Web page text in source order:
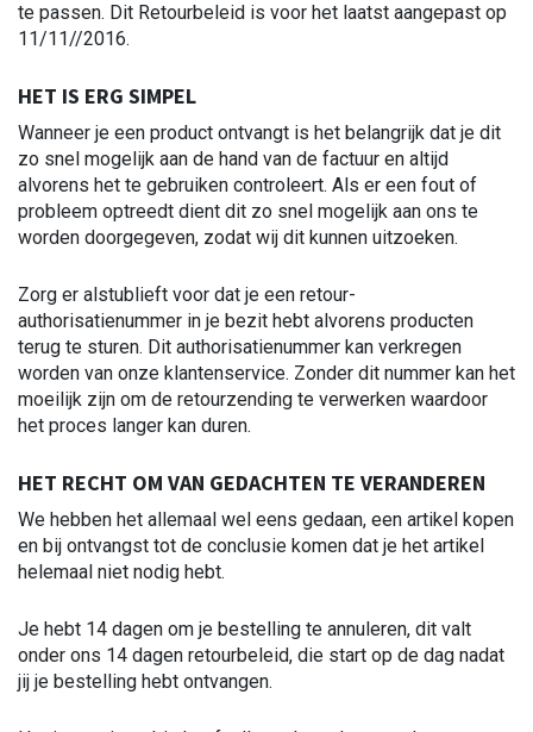
te passen. Dit Retourbeleid is voor het laatst aangepast op
11/11//2016.
HET IS ERG SIMPEL
Wanneer je een product ontvangt is het belangrijk dat je dit
zo snel mogelijk aan de hand van de factuur en altijd
alvorens het te gebruiken controleert. Als er een fout of
probleem optreedt dient dit zo snel mogelijk aan ons te
worden doorgegeven, zodat wij dit kunnen uitzoeken.
Zorg er alstublieft voor dat je een retour-
authorisatienummer in je bezit hebt alvorens producten
terug te sturen. Dit authorisatienummer kan verkregen
worden van onze klantenservice. Zonder dit nummer kan het
moeilijk zijn om de retourzending te verwerken waardoor
het proces langer kan duren.
HET RECHT OM VAN GEDACHTEN TE VERANDEREN
We hebben het allemaal wel eens gedaan, een artikel kopen
en bij ontvangst tot de conclusie komen dat je het artikel
helemaal niet nodig hebt.
Je hebt 14 dagen om je bestelling te annuleren, dit valt
onder ons 14 dagen retourbeleid, die start op de dag nadat
jij je bestelling hebt ontvangen.